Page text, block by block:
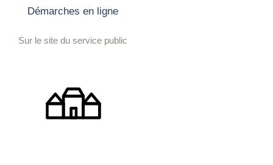
Démarches en ligne
Sur le site du service public